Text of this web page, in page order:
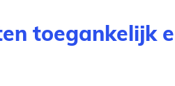
toegankelijk